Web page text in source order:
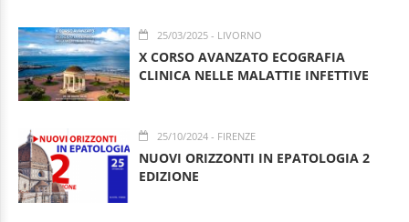
25/03/2025 - LIVORNO
X CORSO AVANZATO ECOGRAFIA
CLINICA NELLE MALATTIE INFETTIVE
25/10/2024 - FIRENZE
NUOVI ORIZZONTI IN EPATOLOGIA 2
EDIZIONE